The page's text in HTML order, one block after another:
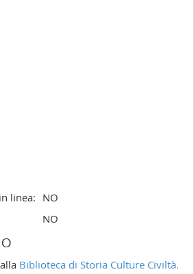
linea: NO
NO
Biblioteca di Storia Culture Civiltà.